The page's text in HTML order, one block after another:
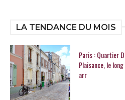
LA TENDANCE DU MOIS
Paris : Quartier
Plaisance, le
arr